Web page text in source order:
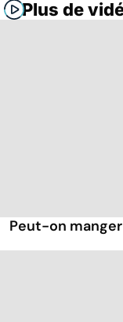
Plus de
Peut-on